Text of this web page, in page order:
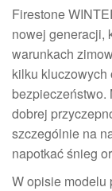
Firestone
nowej generacji,
warunkach
kilku kluczowych
bezpieczeństwo.
dobrej
szczególnie na
napotkać śnieg
W opisie modelu